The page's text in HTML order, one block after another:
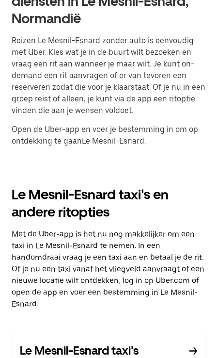
Normandië
Reizen Le Mesnil-Esnard zonder auto is eenvoudig
met Uber. Kies wat je in de buurt wilt bezoeken en
vraag een rit aan wanneer je maar wilt. Je kunt on-
demand een rit aanvragen of er van tevoren een
reserveren zodat die voor je klaarstaat. Of je nu in een
groep reist of alleen, je kunt via de app een ritoptie
vinden die aan je wensen voldoet.
Open de Uber-app en voer je bestemming in om op
ontdekking te gaanLe Mesnil-Esnard.
Le Mesnil-Esnard taxi's en
andere ritopties
Met de Uber-app is het nu nog makkelijker om een
taxi in Le Mesnil-Esnard te nemen. In een
handomdraai vraag je een taxi aan en betaal je de rit.
Of je nu een taxi vanaf het vliegveld aanvraagt of een
nieuwe locatie wilt ontdekken, log in op Uber.com of
open de app en voer een bestemming in Le Mesnil-
Esnard.
Le Mesnil-Esnard taxi's